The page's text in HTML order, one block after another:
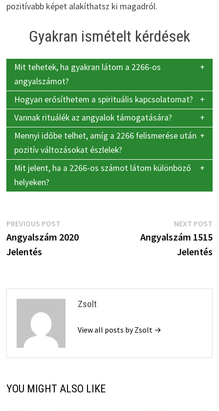
pozitívabb képet alakíthatsz ki magadról.
Gyakran ismételt kérdések
Mit tehetek, ha gyakran látom a 2266-os
angyalszámot?
Hogyan erősíthetem a spirituális kapcsolatomat?
Vannak rituálék az angyalok támogatására?
Mennyi időbe telhet, amíg a 2266 felismerése után
pozitív változásokat észlelek?
Mit jelent, ha a 2266-os számot látom különböző
helyeken?
Bejegyzés
navigáció
PREVIOUS POSTPrevious
post:
Angyalszám 2020
Jelentés
NEXT POST
Angyalszám 1515
Jelentés
Zsolt
View all posts by Zsolt →
YOU MIGHT ALSO LIKE